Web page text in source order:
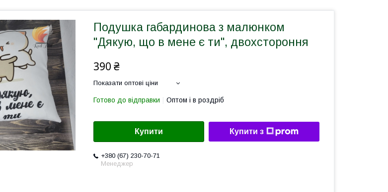
Подушка габардинова з малюнком
"Дякую, що в мене є ти", двохстороння
390 ₴
Показати оптові ціни
Готово до відправки Оптом і в роздріб
Купити Купити з
+380 (67) 230-70-71
Менеджер